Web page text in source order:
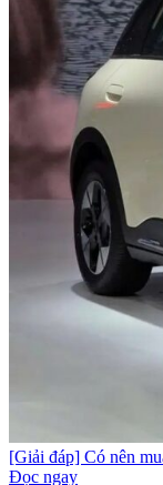
[Giải đáp] Có nên
Đọc ngay